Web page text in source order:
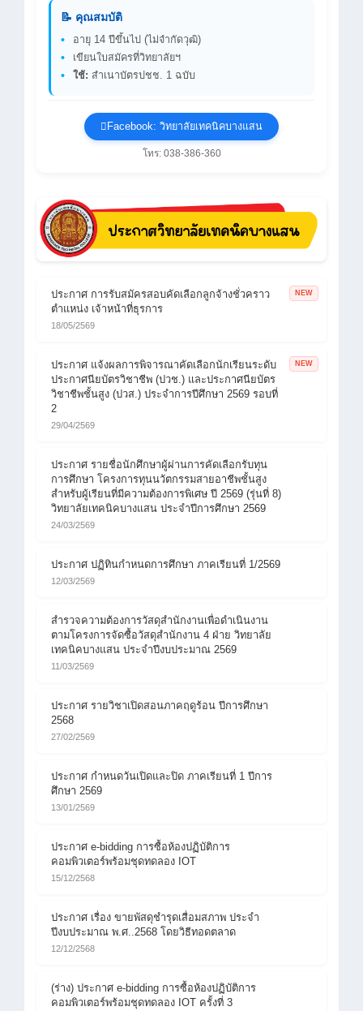
📝 คุณสมบัติ
อายุ 14 ปีขึ้นไป (ไม่จำกัดวุฒิ)
เขียนใบสมัครที่วิทยาลัยฯ
ใช้: สำเนาบัตรปชช. 1 ฉบับ
Facebook: วิทยาลัยเทคนิคบางแสน
โทร: 038-386-360
ประกาศ การรับสมัครสอบคัดเลือกลูกจ้างชั่วคราว
ตำแหน่ง เจ้าหน้าที่ธุรการ
18/05/2569
NEW
ประกาศ แจ้งผลการพิจารณาคัดเลือกนักเรียนระดับ
ประกาศนียบัตรวิชาชีพ (ปวช.) และประกาศนียบัตร
วิชาชีพชั้นสูง (ปวส.) ประจำการปีศึกษา 2569 รอบที่
2
29/04/2569
NEW
ประกาศ รายชื่อนักศึกษาผู้ผ่านการคัดเลือกรับทุน
การศึกษา โครงการทุนนวัตกรรมสายอาชีพชั้นสูง
สำหรับผู้เรียนที่มีความต้องการพิเศษ ปี 2569 (รุ่นที่ 8)
วิทยาลัยเทคนิคบางแสน ประจำปีการศึกษา 2569
24/03/2569
ประกาศ ปฏิทินกำหนดการศึกษา ภาคเรียนที่ 1/2569
12/03/2569
สำรวจความต้องการวัสดุสำนักงานเพื่อดำเนินงาน
ตามโครงการจัดซื้อวัสดุสำนักงาน 4 ฝ่าย วิทยาลัย
เทคนิคบางแสน ประจำปีงบประมาณ 2569
11/03/2569
ประกาศ รายวิชาเปิดสอนภาคฤดูร้อน ปีการศึกษา
2568
27/02/2569
ประกาศ กำหนดวันเปิดและปิด ภาคเรียนที่ 1 ปีการ
ศึกษา 2569
13/01/2569
ประกาศ e-bidding การซื้อห้องปฏิบัติการ
คอมพิวเตอร์พร้อมชุดทดลอง IOT
15/12/2568
ประกาศ เรื่อง ขายพัสดุชำรุดเสื่อมสภาพ ประจำ
ปีงบประมาณ พ.ศ..2568 โดยวิธีทอดตลาด
12/12/2568
(ร่าง) ประกาศ e-bidding การซื้อห้องปฏิบัติการ
คอมพิวเตอร์พร้อมชุดทดลอง IOT ครั้งที่ 3